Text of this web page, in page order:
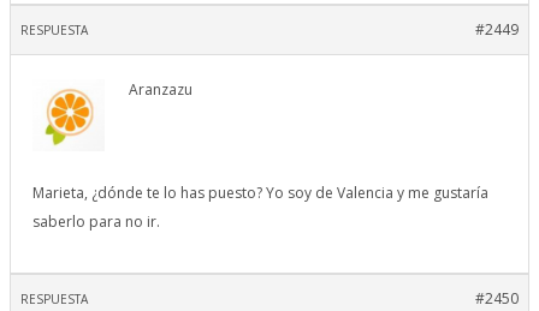
#2449
RESPUESTA
Aranzazu
Marieta, ¿dónde te lo has puesto? Yo soy de Valencia y me gustaría
saberlo para no ir.
#2450
RESPUESTA